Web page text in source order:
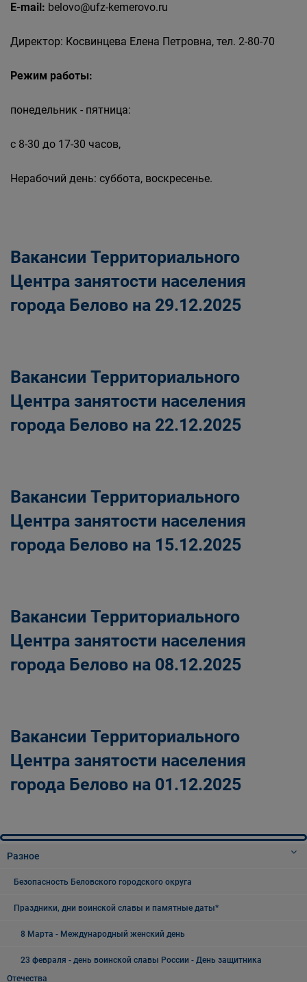
E-mail: belovo@ufz-kemerovo.ru
Директор: Косвинцева Елена Петровна, тел. 2-80-70
Режим работы:
понедельник - пятница:
с 8-30 до 17-30 часов,
Нерабочий день: суббота, воскресенье.
Вакансии Территориального
Центра занятости населения
города Белово на 29.12.2025
Вакансии Территориального
Центра занятости населения
города Белово на 22.12.2025
Вакансии Территориального
Центра занятости населения
города Белово на 15.12.2025
Вакансии Территориального
Центра занятости населения
города Белово на 08.12.2025
Вакансии Территориального
Центра занятости населения
города Белово на 01.12.2025
Разное
Безопасность Беловского городского округа
Праздники, дни воинской славы и памятные даты*
8 Марта - Международный женский день
23 февраля - день воинской славы России - День защитника
Отечества